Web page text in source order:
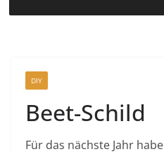
DIY
Beet-Schild
Für das nächste Jahr